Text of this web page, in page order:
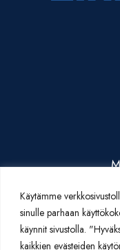
Käytämme
sinulle parhaan
käynnit sivustolla.
kaikkien evästeiden